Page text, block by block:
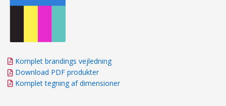
Komplet brandings vejledning
Download PDF produkter
Komplet tegning af dimensioner